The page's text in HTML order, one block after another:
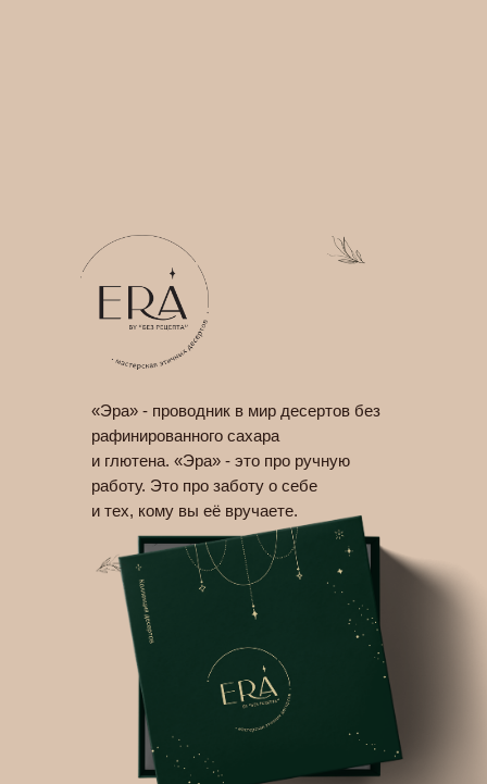
«Эра» - проводник в мир десертов без
рафинированного сахара
и глютена. «Эра» - это про ручную
работу. Это про заботу о себе
и тех, кому вы её вручаете.